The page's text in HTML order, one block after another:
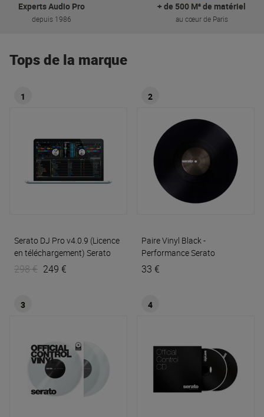
Experts Audio Pro
depuis 1986
+ de 500 M² de matériel
au cœur de Paris
Tops de la marque
1
Serato DJ Pro v4.0.9 (Licence
en téléchargement) Serato
298 € 249 €
2
Paire Vinyl Black -
PerformanceSerato
33 €
3 4